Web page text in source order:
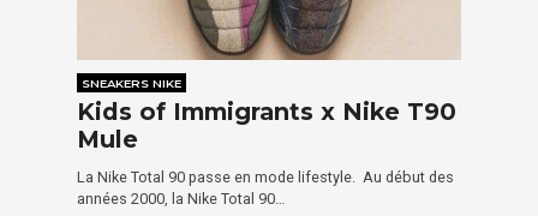
SNEAKERS NIKE
Kids of Immigrants x Nike T90
Mule
La Nike Total 90 passe en mode lifestyle. Au début des
années 2000, la Nike Total 90…